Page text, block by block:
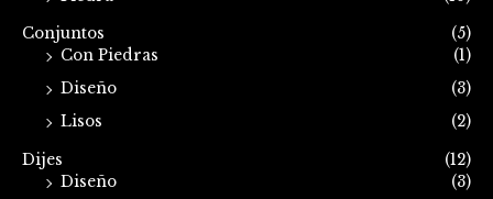
Conjuntos
(5)
Con Piedras
(1)
Diseño
(3)
Lisos
(2)
Dijes
(12)
Diseño
(3)